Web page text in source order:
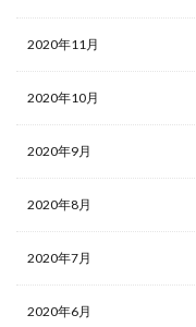
2020年11月
2020年10月
2020年9月
2020年8月
2020年7月
2020年6月